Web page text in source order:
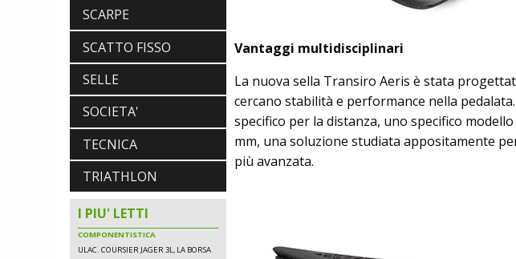
SCARPE
SCATTO FISSO
SELLE
SOCIETA'
TECNICA
TRIATHLON
I PIU' LETTI
ECONOMICA
NALINI. APPUNTAMENTO A IBF PER
SCOPRIRE IL PRIMO PANTALONCINO
CON AIRBAG INTEGRATO
SCARPE
DMT. TADEJ POGACAR, LA MAGLIA
GIALLA E UNA SPECIAL EDITION DELLA
POGI'S SUPERLIGHT
ULAC. COURSIER JAGER 3L, LA BORSA
AL MANUBRIO LEGGERA ED
ECONOMICA
Vantaggi multidisciplinari
La nuova sella Transiro Aeris è stata
cercano stabilità e performance nella
specifico per la distanza, uno specifico
mm, una soluzione studiata appositamente
più avanzata.